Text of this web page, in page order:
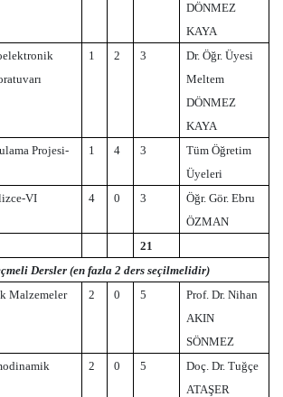
DÖNMEZ
KAYA
1 2 3
Dr. Öğr. Üyesi
Meltem
DÖNMEZ
KAYA
Projesi-
1 4 3
Tüm Öğretim
Üyeleri
VI 4 0 3
Öğr. Gör. Ebru
ÖZMAN
21
Dersler (en fazla 2 ders seçilmelidir)
Malzemeler 2 0 5
Prof. Dr. Nihan
AKIN
SÖNMEZ
2 0 5
Doç. Dr. Tuğçe
ATAŞER